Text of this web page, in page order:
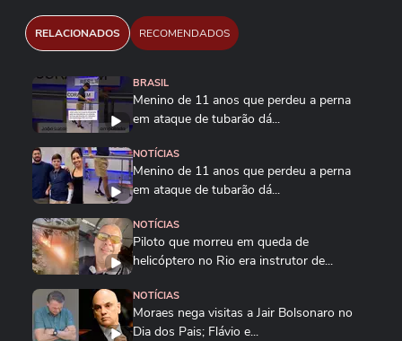
RELACIONADOS RECOMENDADOS
BRASIL
Menino de 11 anos que perdeu a perna
em ataque de tubarão dá...
NOTÍCIAS
Menino de 11 anos que perdeu a perna
em ataque de tubarão dá...
NOTÍCIAS
Piloto que morreu em queda de
helicóptero no Rio era instrutor de...
NOTÍCIAS
Moraes nega visitas a Jair Bolsonaro no
Dia dos Pais; Flávio e...